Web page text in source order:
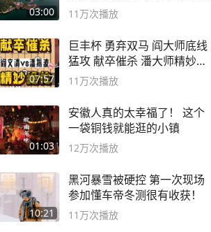
03:00
深邃……
11万次播放
07:57
巨丰杯 勇弃双马 阎大师底线
猛攻 献卒催杀 潘大师精妙入
局
11万次播放
01:03
安徽人真的太幸福了！ 这个
一袋铜钱就能逛的小镇
12万次播放
10:21
黑河暴雪被硬控 第一次现场
参加懂车帝冬测很有收获！
11万次播放